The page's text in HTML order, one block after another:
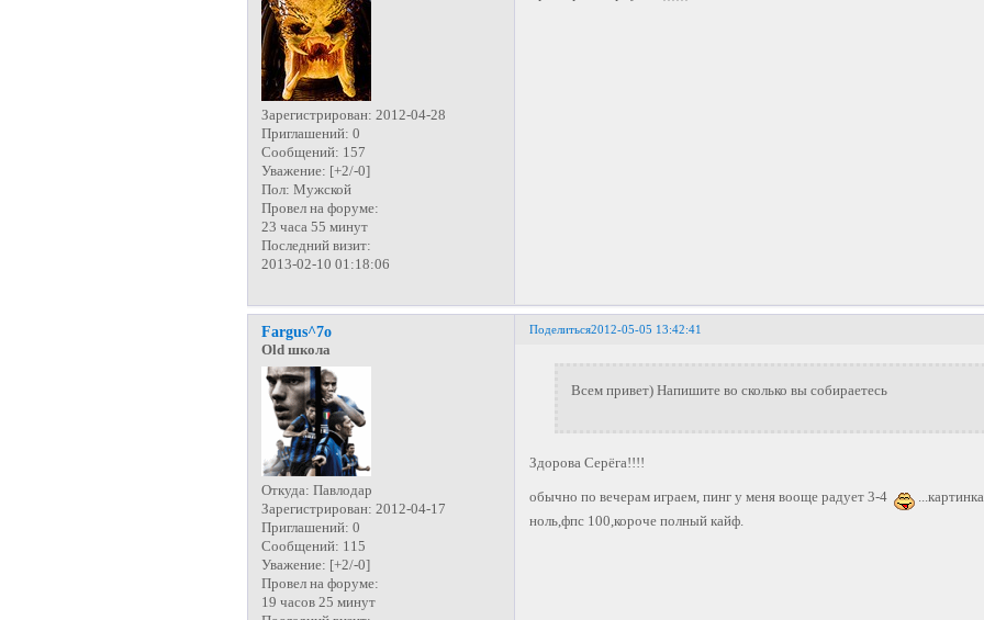
Зарегистрирован: 2012-04-28
Приглашений: 0
Сообщений: 157
Уважение: [+2/-0]
Пол: Мужской
Провел на форуме:
23 часа 55 минут
Последний визит:
2013-02-10 01:18:06
Поделиться2012-05-05 13:42:41
Fargus^7o
Old школа
Откуда: Павлодар
Зарегистрирован: 2012-04-17
Приглашений: 0
Сообщений: 115
Уважение: [+2/-0]
Провел на форуме:
19 часов 25 минут
Всем привет) Напишите во сколько вы собираетесь
Здорова Серёга!!!!
обычно по вечерам играем, пинг у меня вооще радует 3-4
ноль,фпс 100,короче полный кайф.